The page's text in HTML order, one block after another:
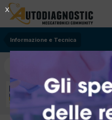
Informazione e Tecnica
X